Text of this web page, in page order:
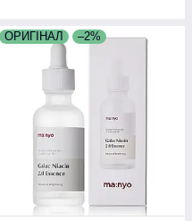
ОРИГІНАЛ –2%